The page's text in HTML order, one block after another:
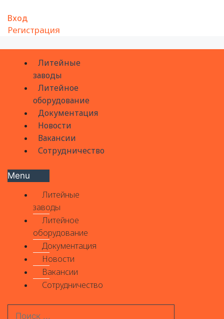
Вход
Регистрация
Литейные
заводы
Литейное
оборудование
Документация
Новости
Вакансии
Сотрудничество
Menu
Литейные
заводы
Литейное
оборудование
Документация
Новости
Вакансии
Сотрудничество